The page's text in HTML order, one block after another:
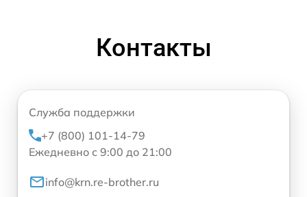
Контакты
Служба поддержки
+7 (800) 101-14-79
Ежедневно с 9:00 до 21:00
info@krn.re-brother.ru